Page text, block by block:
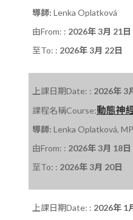
導師: Lenka Oplatková
由From: : 2026年 3月 21日
至To: : 2026年 3月 22日
上課日期Date: : 2026年 3
課程名稱Course:動態神
導師: Lenka Oplatková,
由From: : 2026年 3月 18日
至To: : 2026年 3月 20日
上課日期Date: : 2026年 1